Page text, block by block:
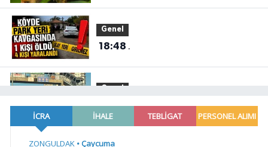
başlıyor
Genel
18:48 .
Genel
18:45HER AKŞAM AYNI ÇİLE!